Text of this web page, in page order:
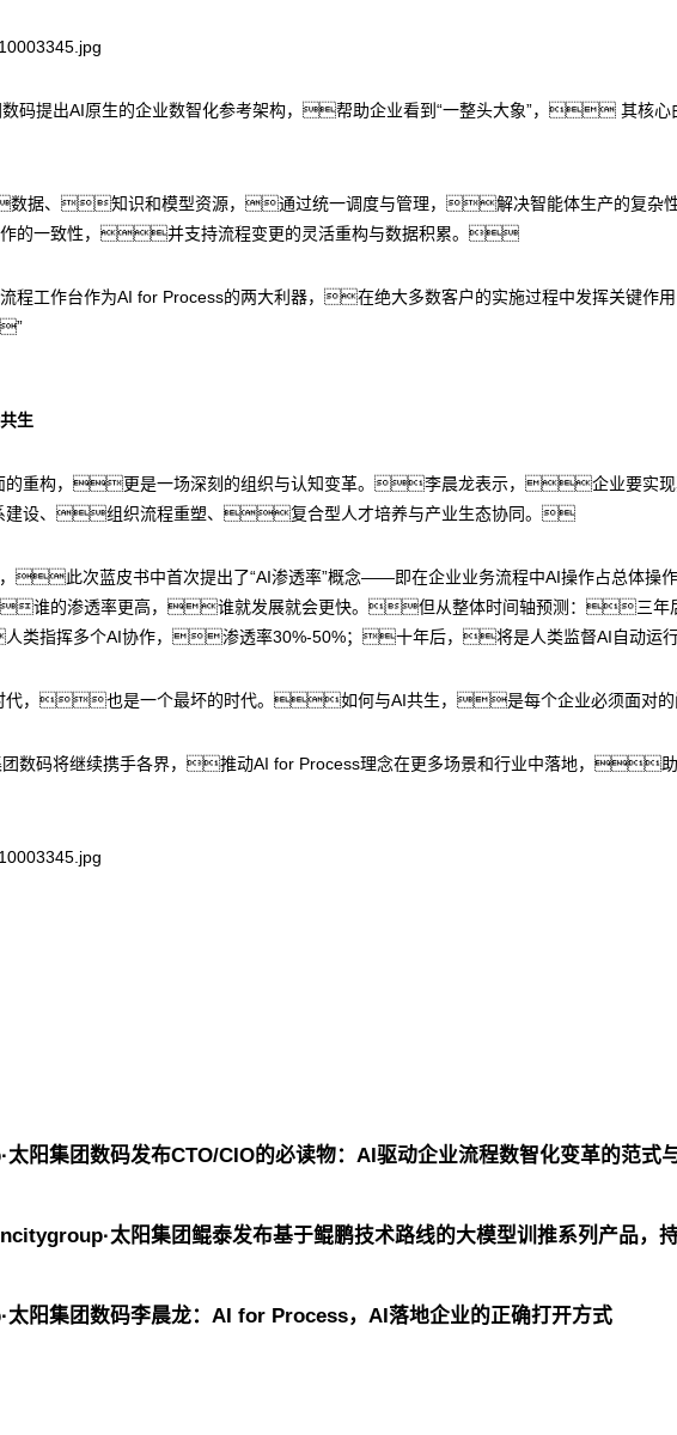
码提出AI原生的企业数智化参考架构，帮助企业看到“一整头大象”， 其核
数据、知识和模型资源，通过统一调度与管理，解决智能体生产的复杂
的一致性，并支持流程变更的灵活重构与数据积累。
工作台作为AI for Process的两大利器，在绝大多数客户的实施过程中发挥关键作
生
面的重构，更是一场深刻的组织与认知变革。李晨龙表示，企业要实
建设、组织流程重塑、复合型人才培养与产业生态协同。
，此次蓝皮书中首次提出了“AI渗透率”概念——即在企业业务流程中AI操作占总体
谁的渗透率更高，谁就发展就会更快。但从整体时间轴预测：三
指挥多个AI协作，渗透率30%-50%；十年后，将是人类监督AI自动
代，也是一个最坏的时代。如何与AI共生，是每个企业必须面对
码将继续携手各界，推动AI for Process理念在更多场景和行业中落地，助
阳集团数码发布CTO/CIO的必读物：AI驱动企业流程数智化变革的范式
太阳集团鲲泰发布基于鲲鹏技术路线的大模型训推系列产品，
阳集团数码李晨龙：AI for Process，AI落地企业的正确打开方式